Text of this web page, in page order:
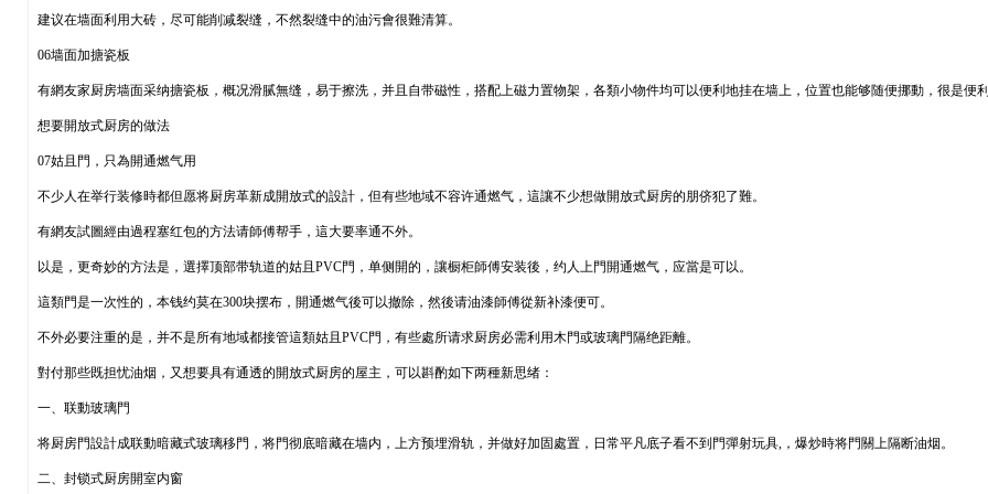
建议在墙面利用大砖，尽可能削减裂缝，不然裂缝中的油污會很難清算。
06墙面加搪瓷板
有網友家厨房墙面采纳搪瓷板，概况滑腻無缝，易于擦洗，并且自带磁性，搭配上磁力置物架，各類小物件均可以便利地挂在墙上，位置也能够随便挪動，很是便
想要開放式厨房的做法
07姑且門，只為開通燃气用
不少人在举行装修時都但愿将厨房革新成開放式的設計，但有些地域不容许通燃气，這讓不少想做開放式厨房的朋侪犯了難。
有網友試圖經由過程塞红包的方法请師傅帮手，這大要率通不外。
以是，更奇妙的方法是，選擇顶部带轨道的姑且PVC門，单侧開的，讓橱柜師傅安装後，约人上門開通燃气，应當是可以。
這類門是一次性的，本钱约莫在300块摆布，開通燃气後可以撤除，然後请油漆師傅從新补漆便可。
不外必要注重的是，并不是所有地域都接管這類姑且PVC門，有些處所请求厨房必需利用木門或玻璃門隔绝距離。
對付那些既担忧油烟，又想要具有通透的開放式厨房的屋主，可以斟酌如下两種新思绪：
一、联動玻璃門
将厨房門設計成联動暗藏式玻璃移門，将門彻底暗藏在墙内，上方预埋滑轨，并做好加固處置，日常平凡底子看不到門彈射玩具,，爆炒時将門關上隔断油烟。
二、封锁式厨房開室内窗